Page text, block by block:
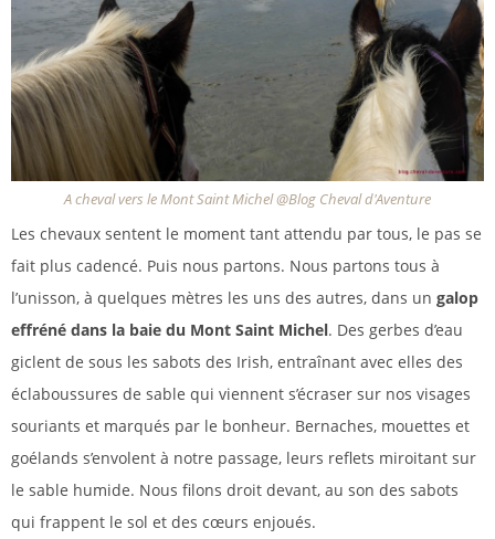
A cheval vers le Mont Saint Michel @Blog Cheval d'Aventure
Les chevaux sentent le moment tant attendu par tous, le pas se
fait plus cadencé. Puis nous partons. Nous partons tous à
l’unisson, à quelques mètres les uns des autres, dans un galop
effréné dans la baie du Mont Saint Michel. Des gerbes d’eau
giclent de sous les sabots des Irish, entraînant avec elles des
éclaboussures de sable qui viennent s’écraser sur nos visages
souriants et marqués par le bonheur. Bernaches, mouettes et
goélands s’envolent à notre passage, leurs reflets miroitant sur
le sable humide. Nous filons droit devant, au son des sabots
qui frappent le sol et des cœurs enjoués.